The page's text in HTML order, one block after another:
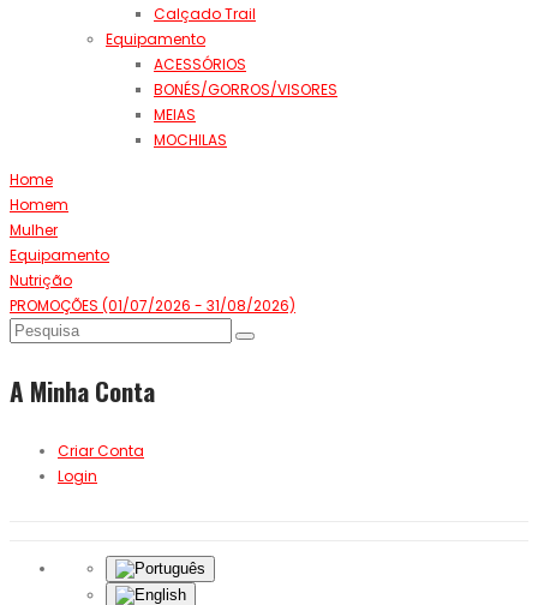
Calçado Trail
Equipamento
ACESSÓRIOS
BONÉS/GORROS/VISORES
MEIAS
MOCHILAS
Home
Homem
Mulher
Equipamento
Nutrição
PROMOÇÕES (01/07/2026 - 31/08/2026)
A Minha Conta
Criar Conta
Login